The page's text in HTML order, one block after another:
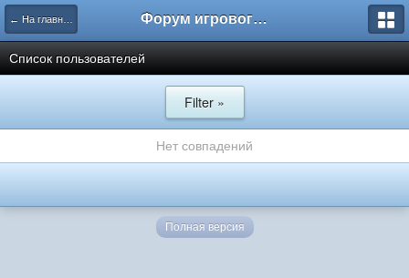
← На главную Форум игрового проекта Riverrise
Список пользователей
Filter »
Нет совпадений
Полная версия